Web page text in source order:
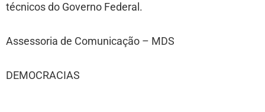
técnicos do Governo Federal.
Assessoria de Comunicação – MDS
DEMOCRACIAS